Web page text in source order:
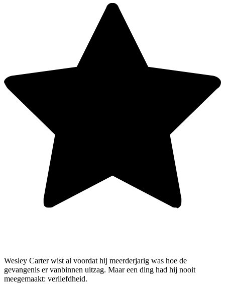
Wesley Carter wist al voordat hij meerderjarig was hoe de
gevangenis er vanbinnen uitzag. Maar een ding had hij nooit
meegemaakt: verliefdheid.